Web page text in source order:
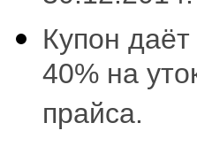
Купон д
40% на
прайса.